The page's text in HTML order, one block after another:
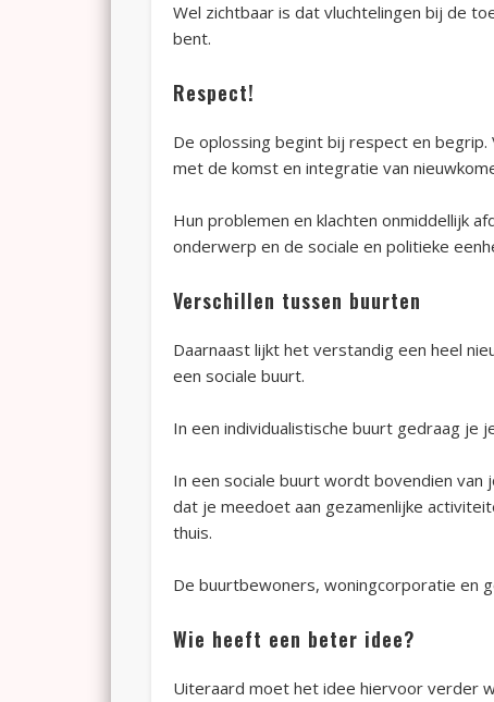
Wel zichtbaar is dat vluchtelingen bij de
bent.
Respect!
De oplossing begint bij respect en begrip.
met de komst en integratie van
Hun problemen en klachten onmiddellijk
onderwerp en de sociale en politieke
Verschillen tussen buurten
Daarnaast lijkt het verstandig een heel
een sociale buurt.
In een individualistische buurt gedraag je
In een sociale buurt wordt bovendien
dat je meedoet aan gezamenlijke
thuis.
De buurtbewoners, woningcorporatie en
Wie heeft een beter idee?
Uiteraard moet het idee hiervoor verder